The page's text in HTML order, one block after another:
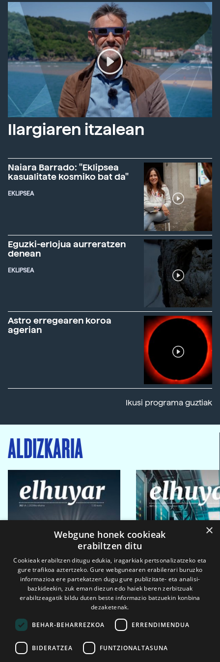
Ilargiaren itzalean
Naiara Barrado: "Eklipsea
kasualitate kosmiko bat da"
EKLIPSEA
Eguzki-erlojua aurreratzen
denean
EKLIPSEA
Astro erregearen koroa
agerian
Ikusi programa guztiak
ALDIZKARIA
2026ko eka. 1a 2026ko mar. 1a
×
Webgune honek cookieak
erabiltzen ditu
Cookieak erabiltzen ditugu edukia, iragarkiak pertsonalizatzeko eta
gure trafikoa aztertzeko. Gure webgunearen erabilerari buruzko
informazioa ere partekatzen dugu gure publizitate- eta analisi-
bazkideekin, zuk eman diezun edo haiek beren zerbitzuak
erabiltzeagatik bildu duten beste informazio batzuekin konbina
dezaketenak.
BEHAR-BEHARREZKOA ERRENDIMENDUA
BIDERATZEA FUNTZIONALTASUNA